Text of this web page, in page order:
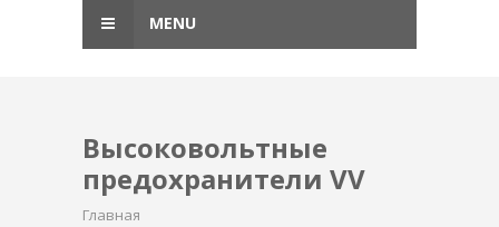
MENU
Высоковольтные
предохранители VV
Главная